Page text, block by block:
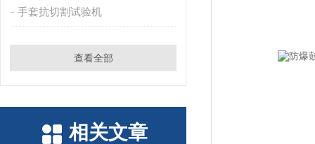
手套抗切割试验机
查看全部
相关文章